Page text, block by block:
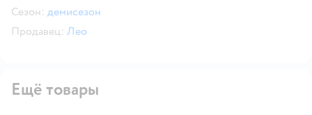
Сезон: демисезон
Продавец: Лео
Ещё товары